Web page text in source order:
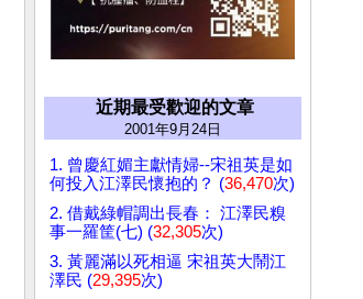
近期最受歡迎的文章
2001年9月24日
1. 曾慶紅媚主獻情婦--宋祖英是如
何投入江澤民懷抱的？ (36,470次)
2. 借戴綠帽調出長春： 江澤民糗
事一羅筐(七) (32,305次)
3. 黃麗滿以死相逼 宋祖英大鬧江
澤民 (29,395次)